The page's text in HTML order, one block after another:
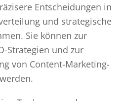
Entscheidungen in
und strategische
Sie können zur
Strategien und zur
von Content-Marketing-